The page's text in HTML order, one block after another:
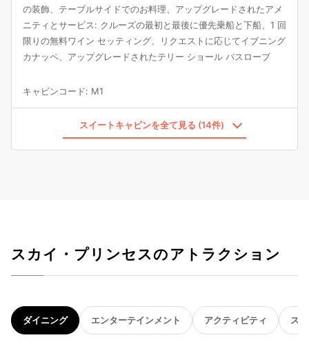
の装飾、テーブルサイドでのお料理、アップグレードされたアメ
ニティとサービス: クルーズの最初と最後に優先乗船と下船、1 回
限りの無料ワイン セッティング、リクエストに応じてイブニング
カナッペ、アップグレードされたテリー ショール バスローブ
キャビンコード: M1
スイートキャビンを全て見る (14件)
スカイ・プリンセスのアトラクション
ダイニング エンターテインメント アクティビティ ス